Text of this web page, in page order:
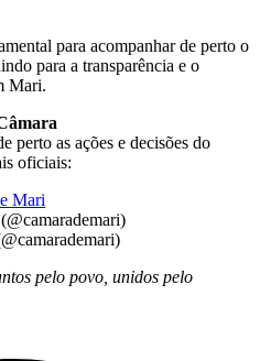
para acompanhar de perto o
para a transparência e o
Mari.
perto as ações e decisões do
oficiais:
Mari
(@camarademari)
pelo povo, unidos pelo